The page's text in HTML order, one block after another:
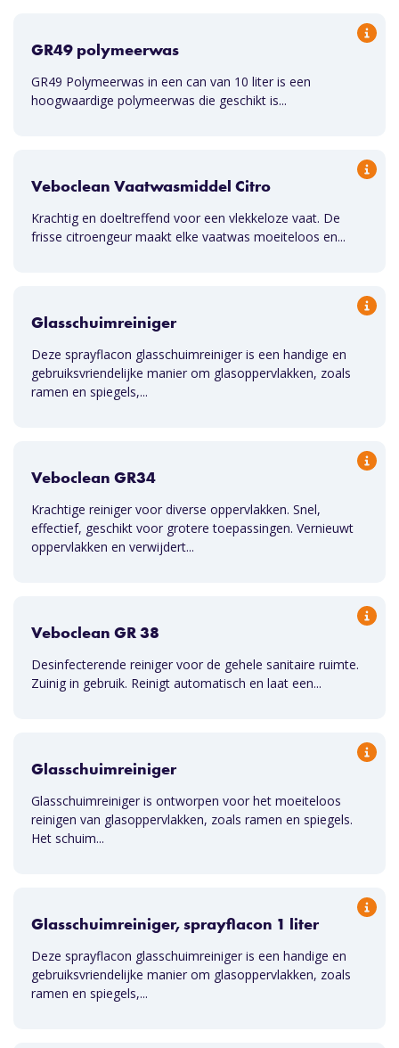
GR49 polymeerwas
GR49 Polymeerwas in een can van 10 liter is een
hoogwaardige polymeerwas die geschikt is...
Veboclean Vaatwasmiddel Citro
Krachtig en doeltreffend voor een vlekkeloze vaat. De
frisse citroengeur maakt elke vaatwas moeiteloos en...
Glasschuimreiniger
Deze sprayflacon glasschuimreiniger is een handige en
gebruiksvriendelijke manier om glasoppervlakken, zoals
ramen en spiegels,...
Veboclean GR34
Krachtige reiniger voor diverse oppervlakken. Snel,
effectief, geschikt voor grotere toepassingen. Vernieuwt
oppervlakken en verwijdert...
Veboclean GR 38
Desinfecterende reiniger voor de gehele sanitaire ruimte.
Zuinig in gebruik. Reinigt automatisch en laat een...
Glasschuimreiniger
Glasschuimreiniger is ontworpen voor het moeiteloos
reinigen van glasoppervlakken, zoals ramen en spiegels.
Het schuim...
Glasschuimreiniger, sprayflacon 1 liter
Deze sprayflacon glasschuimreiniger is een handige en
gebruiksvriendelijke manier om glasoppervlakken, zoals
ramen en spiegels,...